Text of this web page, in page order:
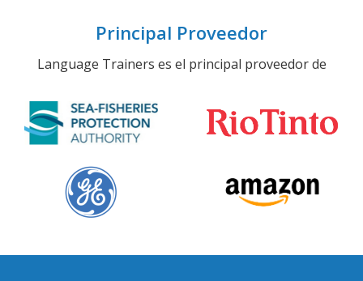
Principal Proveedor
Language Trainers es el principal proveedor de